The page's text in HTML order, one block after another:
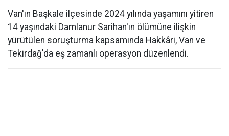
Van'ın Başkale ilçesinde 2024 yılında yaşamını yitiren
14 yaşındaki Damlanur Sarihan'ın ölümüne ilişkin
yürütülen soruşturma kapsamında Hakkâri, Van ve
Tekirdağ'da eş zamanlı operasyon düzenlendi.